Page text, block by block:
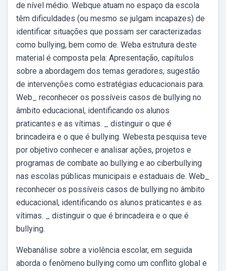
de nível médio. Webque atuam no espaço da escola
têm dificuldades (ou mesmo se julgam incapazes) de
identificar situações que possam ser caracterizadas
como bullying, bem como de. Weba estrutura deste
material é composta pela: Apresentação, capítulos
sobre a abordagem dos temas geradores, sugestão
de intervenções como estratégias educacionais para.
Web_ reconhecer os possíveis casos de bullying no
âmbito educacional, identificando os alunos
praticantes e as vítimas. _ distinguir o que é
brincadeira e o que é bullying. Webesta pesquisa teve
por objetivo conhecer e analisar ações, projetos e
programas de combate ao bullying e ao ciberbullying
nas escolas públicas municipais e estaduais de. Web_
reconhecer os possíveis casos de bullying no âmbito
educacional, identificando os alunos praticantes e as
vítimas. _ distinguir o que é brincadeira e o que é
bullying.
Webanálise sobre a violência escolar, em seguida
aborda o fenômeno bullying como um conflito global e